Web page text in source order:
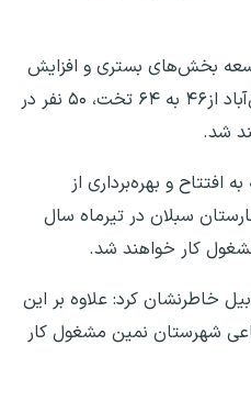
بخش‌های بستری و افزایش
تخت‌های بیمارستان ارس پارس‌آباد از۴۶ به ۶۴ تخت، ۵۰ نفر در
شد.
افتتاح و بهره‌برداری از
سبلان در تیرماه سال
خاطرنشان کرد: علاوه بر این
شهرستان نمین مشغول کار